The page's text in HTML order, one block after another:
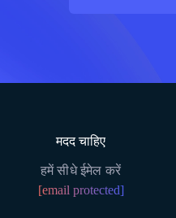
मदद चाहिए
हमें सीधे ईमेल करें
[email protected]